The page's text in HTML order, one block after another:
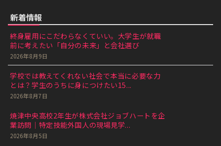
新着情報
終身雇用にこだわらなくていい。大学生が就職
前に考えたい「自分の未来」と会社選び
2026年8月9日
学校では教えてくれない社会で本当に必要な力
とは？学生のうちに身につけたい15...
2026年8月7日
焼津中央高校2年生が株式会社ジョブハートを企
業訪問｜特定技能外国人の現場見学...
2026年8月5日